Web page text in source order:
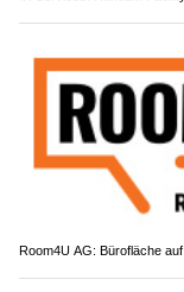
Room4U AG: Bürofläche